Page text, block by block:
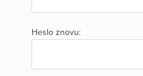
Heslo znovu: